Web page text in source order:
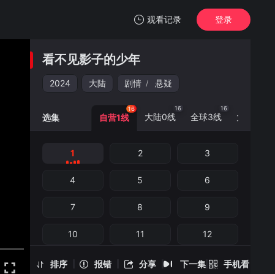
观看记录
我的观影记录
1
看不见影子的少年
登录
看不见影子的少年
2024 大陆 剧情 / 悬疑
排序 报错 分享 下一集 手机看
选集 自营1线
16
大陆0线
16
全球3线
16
大陆5线
1 2 3
4 5 6
7 8 9
10 11 12
14 15